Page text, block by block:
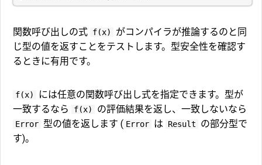
関数呼び出しの式 f(x)
がコンパイラが推論するのと同
じ型の値を返すことをテストします。型安全性を確認す
るときに有用です。
f(x)
には任意の関数呼び出し式を指定できます。型が
一致するなら
f(x) の評価結果を返し、一致しないなら
Error 型の値を返します ( Error は Result
の部分型で
す)。